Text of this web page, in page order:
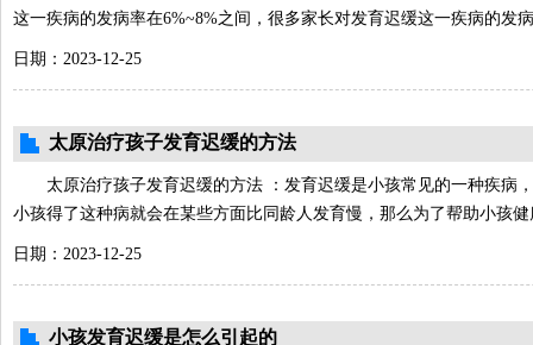
这一疾病的发病率在6%~8%之间，很多家长对发育迟缓这一疾病的发
日期：2023-12-25
太原治疗孩子发育迟缓的方法
太原治疗孩子发育迟缓的方法 ：发育迟缓是小孩常见的一种疾病
小孩得了这种病就会在某些方面比同龄人发育慢，那么为了帮助小孩
日期：2023-12-25
小孩发育迟缓是怎么引起的